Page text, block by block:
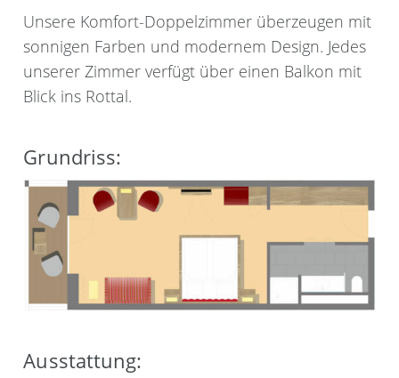
Unsere Komfort-Doppelzimmer überzeugen mit
sonnigen Farben und modernem Design. Jedes
unserer Zimmer verfügt über einen Balkon mit
Blick ins Rottal.
Grundriss:
Ausstattung: